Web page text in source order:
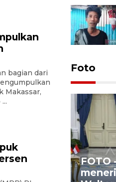
bagian dari
Makassar,
Foto
FOTO